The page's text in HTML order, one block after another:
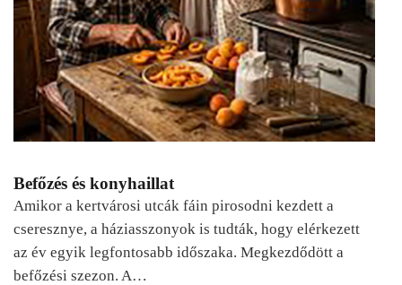
Befőzés és konyhaillat
Amikor a kertvárosi utcák fáin pirosodni kezdett a
cseresznye, a háziasszonyok is tudták, hogy elérkezett
az év egyik legfontosabb időszaka. Megkezdődött a
befőzési szezon. A…